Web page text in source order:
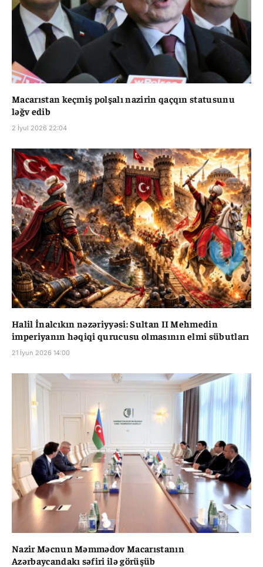
Macarıstan keçmiş polşalı nazirin qaçqın statusunu
ləğv edib
2 İyul 2026 22:04
Halil İnalcıkın nəzəriyyəsi: Sultan II Mehmedin
imperiyanın həqiqi qurucusu olmasının elmi sübutları
21 İyun 2026 14:00
Nazir Məcnun Məmmədov Macarıstanın
Azərbaycandakı səfiri ilə görüşüb